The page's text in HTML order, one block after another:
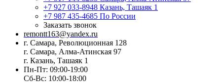
+7 927 033-8948 Казань, Ташаяк 1
+7 987 435-4685 По России
Заказать звонок
remontt163@yandex.ru
г. Самара, Революционная 128
г. Самара, Алма-Атинская 97
г. Казань, Ташаяк 1
Пн-Пт: 09:00-19:00
Сб-Вс: 10:00-18:00